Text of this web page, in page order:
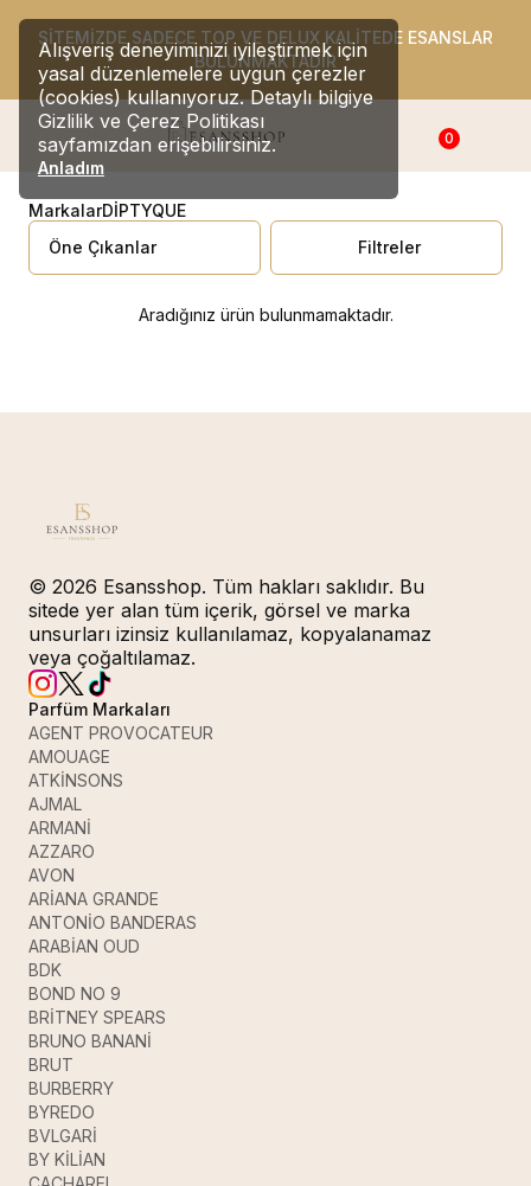
Alışveriş deneyiminizi iyileştirmek için
yasal düzenlemelere uygun çerezler
(cookies) kullanıyoruz. Detaylı bilgiye
Gizlilik ve Çerez Politikası
sayfamızdan erişebilirsiniz.
Anladım
SİTEMİZDE SADECE TOP VE DELUX KALİTEDE ESANSLAR
BULUNMAKTADIR
0
MarkalarDİPTYQUE
Filtreler
Aradığınız ürün bulunmamaktadır.
© 2026 Esansshop. Tüm hakları saklıdır. Bu
sitede yer alan tüm içerik, görsel ve marka
unsurları izinsiz kullanılamaz, kopyalanamaz
veya çoğaltılamaz.
Parfüm Markaları
AGENT PROVOCATEUR
AMOUAGE
ATKİNSONS
AJMAL
ARMANİ
AZZARO
AVON
ARİANA GRANDE
ANTONİO BANDERAS
ARABİAN OUD
BDK
BOND NO 9
BRİTNEY SPEARS
BRUNO BANANİ
BRUT
BURBERRY
BYREDO
BVLGARİ
BY KİLİAN